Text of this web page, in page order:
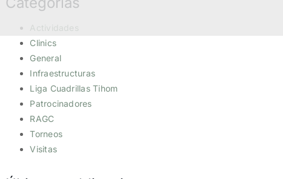
Clinics
General
Infraestructuras
Liga Cuadrillas Tihom
Patrocinadores
RAGC
Torneos
Visitas